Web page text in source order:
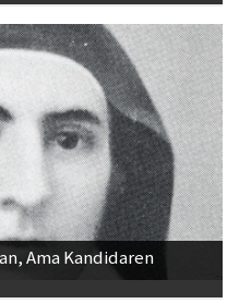
Ama Kandidaren